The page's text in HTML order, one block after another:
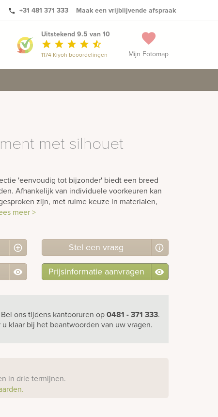
phone +31 481 371 333 Maak een vrijblijvende afspraak
favorite
Mijn Fotomap
Uitstekend 9.5 van 10
star star star star star_half
1174 Kiyoh beoordelingen
met silhouet
'eenvoudig tot bijzonder' biedt een breed
Afhankelijk van individuele voorkeuren kan
zijn, met ruime keuze in materialen,
meer >
Stel een vraag
Prijsinformatie aanvragen
Bel onstijdens kantooruren op0481 - 371 333.
u klaar bij het beantwoorden van uw vragen.
in drie termijnen.